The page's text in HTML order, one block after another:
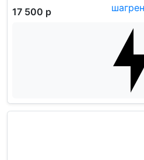
17 500 р